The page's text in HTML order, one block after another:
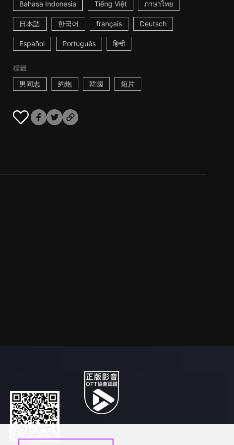
Bahasa Indonesia Tiếng Việt ภาษาไทย
日本語 한국어 français Deutsch
Español Português हिन्दी
標籤
男同志
約炮 韓國 短片